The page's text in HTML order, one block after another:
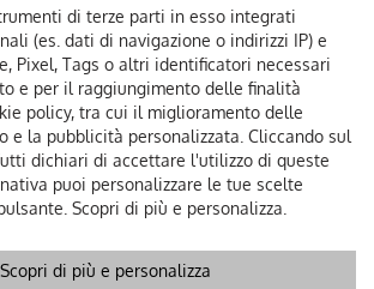
via dei Spagnoli), Guidonia Montecelio
RM
S.r.l., Tutti i diritti
di terze parti in esso integrati
(es. dati di navigazione o indirizzi IP) e
Pixel, Tags o altri identificatori necessari
e per il raggiungimento delle finalità
policy, tra cui il miglioramento delle
e la pubblicità personalizzata. Cliccando sul
dichiari di accettare l'utilizzo di queste
puoi personalizzare le tue scelte
Scopri di più e personalizza.
Scopri di più e personalizza